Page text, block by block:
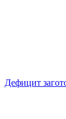
Дефицит